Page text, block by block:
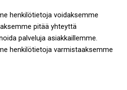
henkilötietoja voidaksemme
pitää yhteyttä
palveluja asiakkaillemme.
henkilötietoja varmistaaksemme